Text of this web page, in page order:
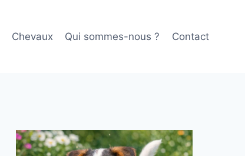
Chevaux Qui sommes-nous ? Contact